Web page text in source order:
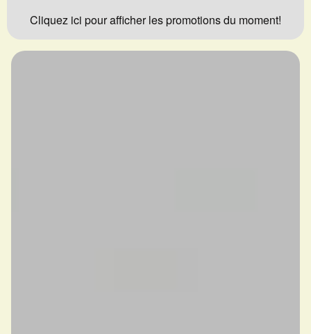
Cliquez ici pour afficher les promotions du moment!